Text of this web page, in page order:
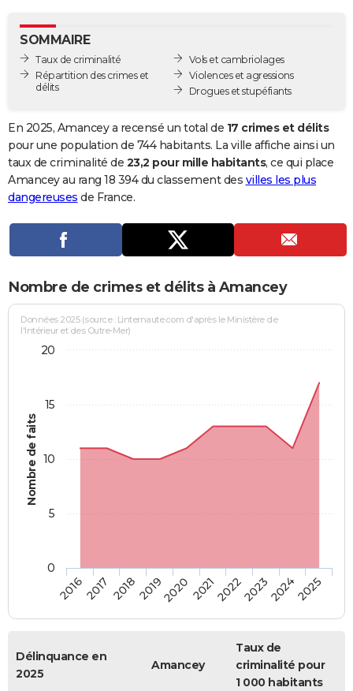
GUIDES D'ACHAT
BONS PLANS
Carte de Noël
Carte Bonne année
Carte Saint-Valentin
Carte Pâques
Carte d'anniversaire
DICTIONNAIRE
Dictionnaire
Biographies
Citations
Expressions
Proverbes
PROGRAMME TV
Se connecter
Entreprises
Service militaire
Avis de recherche
AVIS DE DÉCÈS
Bricolage
Lifestyle
Culture
Sport
Auto
Television
Voyage
Cinema
SOMMAIRE
Taux de criminalité
Répartition des crimes et
délits
Vols et cambriolages
Violences et agressions
Drogues et stupéfiants
En 2025, Amancey a recensé un total de 17 crimes et délits
pour une population de 744 habitants. La ville affiche ainsi un
taux de criminalité de 23,2 pour mille habitants, ce qui place
Amancey au rang 18 394 du classement des villes les plus
dangereuses de France.
Nombre de crimes et délits à Amancey
Nombre de faits
Données 2025 (source : Linternaute.com d'après le Ministère de
l'Intérieur et des Outre-Mer)
20162017 20182019202020212022202320242025
0
5
10
15
20
Délinquance en
2025
Amancey
Taux de
criminalité pour
1 000 habitants